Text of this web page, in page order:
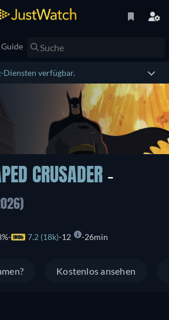
Guide
Diensten verfügbar.
CRUSADER -
7.2 (18k) 12 26min
Kostenlos ansehen